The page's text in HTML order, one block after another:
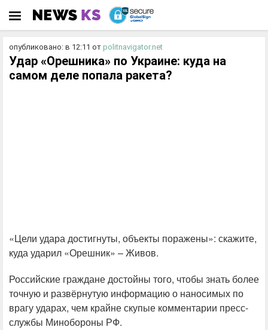
опубликовано: в 12:11 от politnavigator.net
Удар «Орешника» по Украине: куда на
самом деле попала ракета?
«Цели удара достигнуты, объекты поражены»: скажите,
куда ударил «Орешник» – Живов.
Российские граждане достойны того, чтобы знать более
точную и развёрнутую информацию о наносимых по
врагу ударах, чем крайне скупые комментарии пресс-
службы Минобороны РФ.